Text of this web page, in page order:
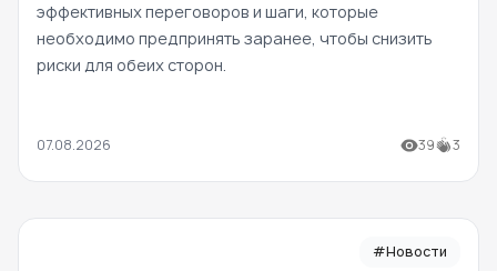
эффективных переговоров и шаги, которые
необходимо предпринять заранее, чтобы снизить
риски для обеих сторон.
07.08.2026 39 3
#Новости